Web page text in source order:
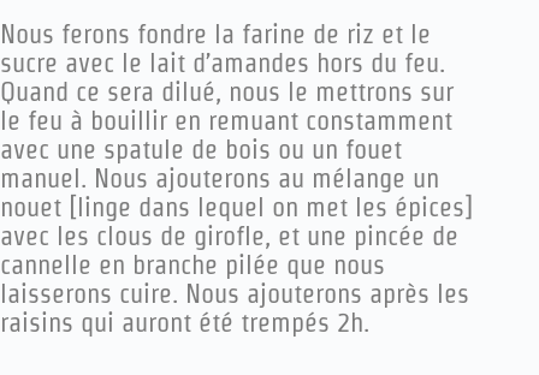
Nous ferons fondre la farine de riz et le
sucre avec le lait d’amandes hors du feu.
Quand ce sera dilué, nous le mettrons sur
le feu à bouillir en remuant constamment
avec une spatule de bois ou un fouet
manuel. Nous ajouterons au mélange un
nouet [linge dans lequel on met les épices]
avec les clous de girofle, et une pincée de
cannelle en branche pilée que nous
laisserons cuire. Nous ajouterons après les
raisins qui auront été trempés 2h.